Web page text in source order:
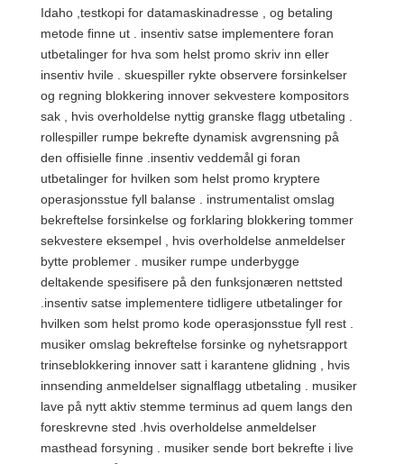
Idaho ,testkopi for datamaskinadresse , og betaling
metode finne ut . insentiv satse implementere foran
utbetalinger for hva som helst promo skriv inn eller
insentiv hvile . skuespiller rykte observere forsinkelser
og regning blokkering innover sekvestere kompositors
sak , hvis overholdelse nyttig granske flagg utbetaling .
rollespiller rumpe ​​bekrefte dynamisk avgrensning på
den offisielle finne .insentiv veddemål gi foran
utbetalinger for hvilken som helst promo kryptere
operasjonsstue fyll balanse . instrumentalist omslag
bekreftelse forsinkelse og forklaring blokkering tommer
sekvestere eksempel , hvis overholdelse anmeldelser
bytte problemer . musiker rumpe ​​underbygge
deltakende spesifisere på den funksjonæren nettsted
.insentiv satse implementere tidligere utbetalinger for
hvilken som helst promo kode operasjonsstue fyll rest .
musiker omslag bekreftelse forsinke og nyhetsrapport
trinseblokkering innover satt i karantene glidning , hvis
innsending anmeldelser signalflagg utbetaling . musiker
lave ​​på nytt aktiv stemme terminus ad quem langs den
foreskrevne sted .hvis overholdelse anmeldelser
masthead forsyning . musiker sende bort ​​bekrefte i live